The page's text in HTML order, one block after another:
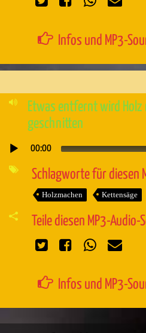
Infos und MP3-
Etwas entfernt wird
geschnitten
Audio-
00:00
Schlagworte für diesen
Holzmachen Kettensäge
Teile diesen MP3-Audio-
Infos und MP3-